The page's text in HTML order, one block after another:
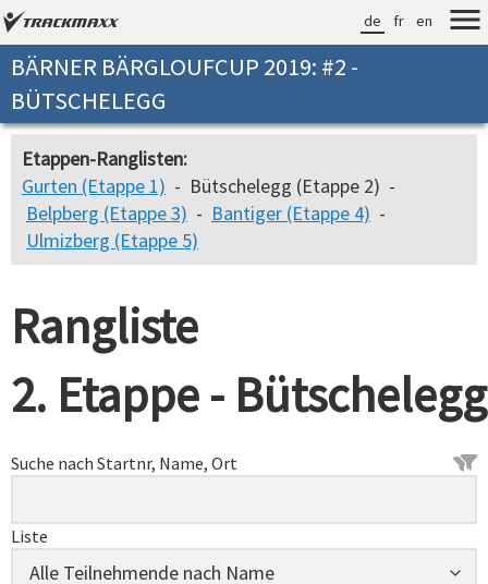
de fr en
BÄRNER BÄRGLOUFCUP 2019: #2 -
BÜTSCHELEGG
Etappen-Ranglisten:
Gurten (Etappe 1) - Bütschelegg (Etappe 2) -
Belpberg (Etappe 3) - Bantiger (Etappe 4) -
Ulmizberg (Etappe 5)
Rangliste
2. Etappe - Bütschelegg
Suche nach Startnr, Name, Ort
Liste